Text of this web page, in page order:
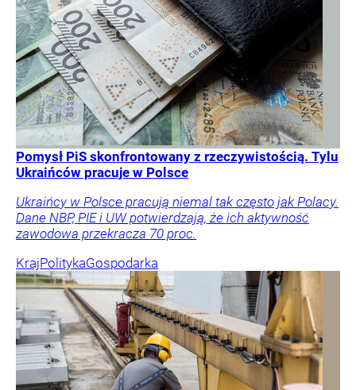
Pomysł PiS skonfrontowany z rzeczywistością. Tylu
Ukraińców pracuje w Polsce
Ukraińcy w Polsce pracują niemal tak często jak Polacy.
Dane NBP, PIE i UW potwierdzają, że ich aktywność
zawodowa przekracza 70 proc.
KrajPolitykaGospodarka